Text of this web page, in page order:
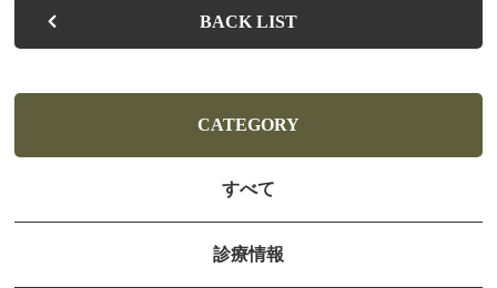
歯を白くしたい・キレイに見せたい方へ
よくある質問
BACK LIST
CATEGORY
すべて
診療情報